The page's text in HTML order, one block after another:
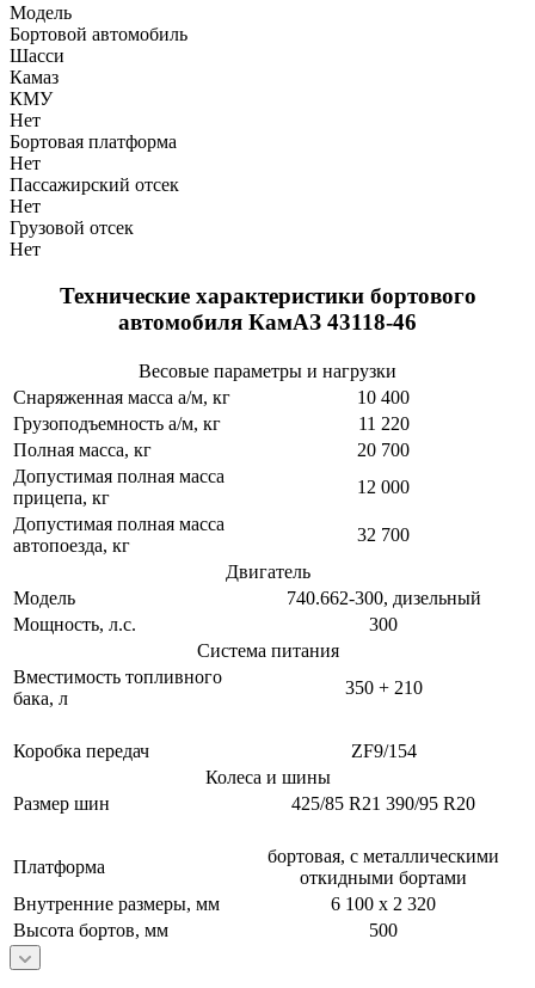
Модель
Бортовой автомобиль
Шасси
Камаз
КМУ
Нет
Бортовая платформа
Нет
Пассажирский отсек
Нет
Грузовой отсек
Нет
Технические характеристики бортового
автомобиля КамАЗ 43118-46
Весовые параметры и нагрузки
Снаряженная масса а/м, кг
10 400
Грузоподъемность а/м, кг
11 220
Полная масса, кг
20 700
Допустимая полная масса
прицепа, кг
12 000
Допустимая полная масса
автопоезда, кг
32 700
Двигатель
Модель
740.662-300, дизельный
Мощность, л.с.
300
Система питания
Вместимость топливного
бака, л
350 + 210
Коробка передач
ZF9/154
Колеса и шины
Размер шин
425/85 R21 390/95 R20
Платформа
бортовая, с металлическими
откидными бортами
Внутренние размеры, мм
6 100 х 2 320
Высота бортов, мм
500